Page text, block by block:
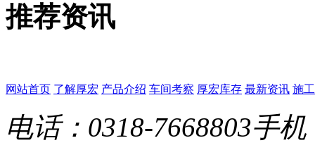
推荐资讯
网站首页 了解厚宏 产品介绍 车间考察 厚宏库存 最新资讯 施
电话：0318-7668803手机